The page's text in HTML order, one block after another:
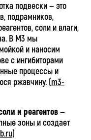
подвески — это
подрамников,
соли и влаги,
В М3 мы
и наносим
с ингибиторами
процессы и
ржавчину. (m3-
и реагентов—
зоны и создает
)